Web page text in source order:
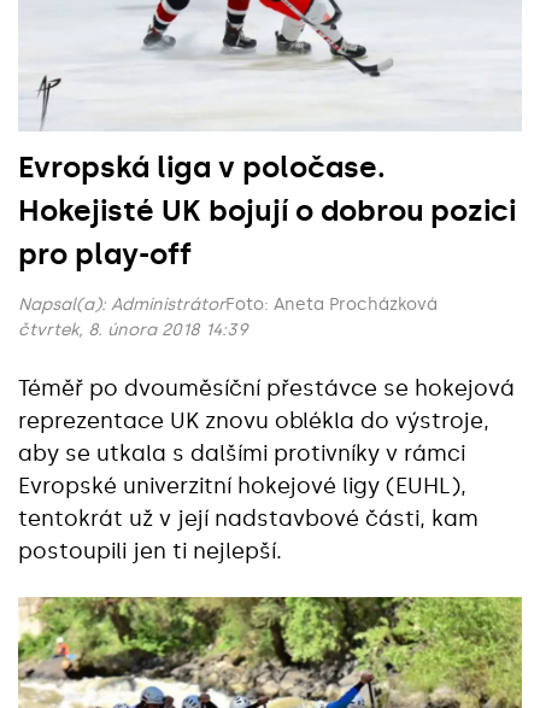
Evropská liga v poločase.
Hokejisté UK bojují o dobrou pozici
pro play-off
Napsal(a): AdministrátorFoto: Aneta Procházková
čtvrtek, 8. února 2018 14:39
Téměř po dvouměsíční přestávce se hokejová
reprezentace UK znovu oblékla do výstroje,
aby se utkala s dalšími protivníky v rámci
Evropské univerzitní hokejové ligy (EUHL),
tentokrát už v její nadstavbové části, kam
postoupili jen ti nejlepší.